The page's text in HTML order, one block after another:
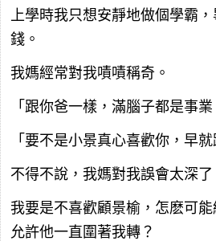
上學時我只想安靜地做個學霸
錢。
我媽經常對我嘖嘖稱奇。
「跟你爸一樣，滿腦子都是事業
「要不是小景真心喜歡你，早就
不得不說，我媽對我誤會太深了
我要是不喜歡顧景榆，怎麽可
允許他一直圍著我轉？